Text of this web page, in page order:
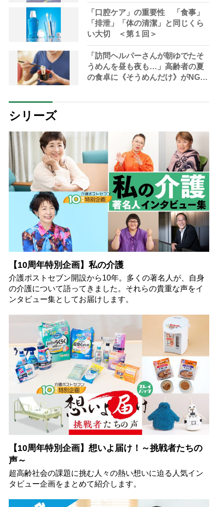
「口腔ケア」の重要性 「食事」
「排泄」「体の清潔」と同じくら
い大切 ＜第１回＞
「訪問ヘルパーさんが朝ゆでたそ
うめんを昼も夜も…」高齢者の夏
の食卓に《そうめんだけ》がNGな
シリーズ
【10周年特別企画】私の介護
介護ポストセブン開設から10年。多くの著名人が、自身
の介護について語ってきました。それらの貴重な声をイ
ンタビュー集としてお届けします。
【10周年特別企画】想いよ届け！～挑戦者たちの
声～
超高齢社会の課題に挑む人々の熱い想いに迫る人気イン
タビュー企画をまとめて紹介します。